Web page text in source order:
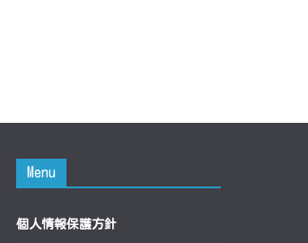
Menu
個人情報保護方針